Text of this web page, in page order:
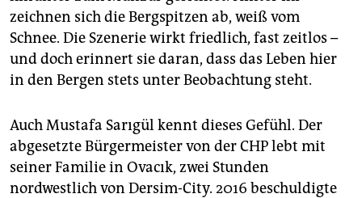
zeichnen sich die Bergspitzen ab, weiß vom
Schnee. Die Szenerie wirkt friedlich, fast zeitlos –
und doch erinnert sie daran, dass das Leben hier
in den Bergen stets unter Beobachtung steht.
Auch Mustafa Sarıgül kennt dieses Gefühl. Der
abgesetzte Bürgermeister von der CHP lebt mit
seiner Familie in Ovacık, zwei Stunden
nordwestlich von Dersim-City. 2016 beschuldigte